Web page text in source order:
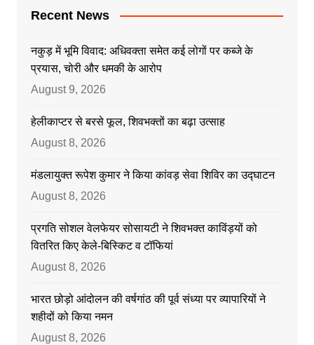
Recent News
नकुड़ में भूमि विवाद: अधिवक्ता समेत कई लोगों पर कब्जे के
प्रयास, चोरी और धमकी के आरोप
August 9, 2026
हेलीकाप्टर से बरसे फूल, शिवभक्तों का बढ़ा उत्साह
August 8, 2026
मंडलायुक्त रूपेश कुमार ने किया कांवड़ सेवा शिविर का उद्घाटन
August 8, 2026
प्रगति सोशल वेलफेयर सोसायटी ने शिवभक्त काविंड़यों को
वितरित किए केले-बिस्किट व टॉफियां
August 8, 2026
भारत छोड़ो आंदोलन की वर्षगांठ की पूर्व संध्या पर व्यापारियों ने
शहीदों को किया नमन
August 8, 2026